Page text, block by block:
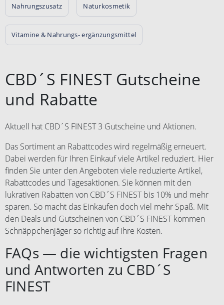
Nahrungszusatz Naturkosmetik
Vitamine & Nahrungs- ergänzungsmittel
CBD´S FINEST Gutscheine
und Rabatte
Aktuell hat CBD´S FINEST 3 Gutscheine und Aktionen.
Das Sortiment an Rabattcodes wird regelmäßig erneuert.
Dabei werden für Ihren Einkauf viele Artikel reduziert. Hier
finden Sie unter den Angeboten viele reduzierte Artikel,
Rabattcodes und Tagesaktionen. Sie können mit den
lukrativen Rabatten von CBD´S FINEST bis 10% und mehr
sparen. So macht das Einkaufen doch viel mehr Spaß. Mit
den Deals und Gutscheinen von CBD´S FINEST kommen
Schnäppchenjäger so richtig auf ihre Kosten.
FAQs — die wichtigsten Fragen
und Antworten zu CBD´S
FINEST